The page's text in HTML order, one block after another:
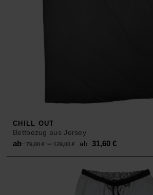
CHILL OUT
Bettbezug aus Jersey
ab79,00€–129,00€
Original
price
was:
ab 79,00 €
ab 31,60 €Current
price
ab 31,60 €.